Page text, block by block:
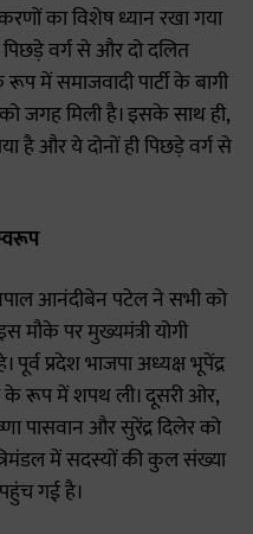
का विशेष ध्यान रखा गया
वर्ग से और दो दलित
में समाजवादी पार्टी के बागी
जगह मिली है। इसके साथ ही,
है और ये दोनों ही पिछड़े वर्ग से
आनंदीबेन पटेल ने सभी को
मौके पर मुख्यमंत्री योगी
प्रदेश भाजपा अध्यक्ष भूपेंद्र
के रूप में शपथ ली। दूसरी ओर,
पासवान और सुरेंद्र दिलेर को
में सदस्यों की कुल संख्या
गई है।